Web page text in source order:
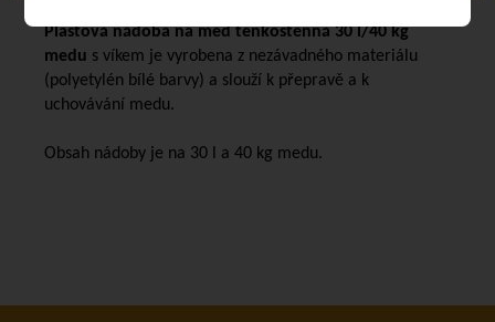
Plastová nádoba na med tenkostěnná 30 l/40 kg
medu s víkem je vyrobena z nezávadného materiálu
(polyetylén bílé barvy) a slouží k přepravě a k
uchovávání medu.
Obsah nádoby je na 30 l a 40 kg medu.